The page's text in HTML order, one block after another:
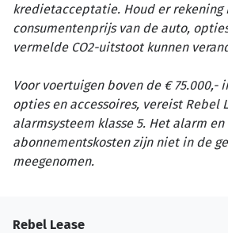
kredietacceptatie. Houd er rekening
consumentenprijs van de auto,
vermelde CO2-uitstoot kunnen
Voor voertuigen boven de € 75.000,-
opties en accessoires, vereist Rebel
alarmsysteem klasse 5. Het alarm en
abonnementskosten zijn niet in de
meegenomen.
Rebel Lease